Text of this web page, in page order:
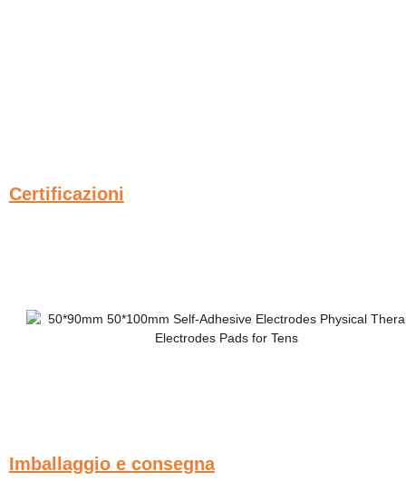
Certificazioni
Imballaggio e consegna